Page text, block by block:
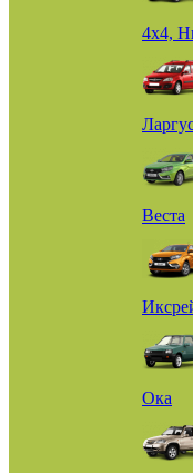
4х4,
Веста
Ока